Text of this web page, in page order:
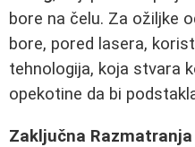
bore na čelu. Za ožiljke
bore, pored lasera,
tehnologija, koja stvara
opekotine da bi
Zaključna Razmatranja